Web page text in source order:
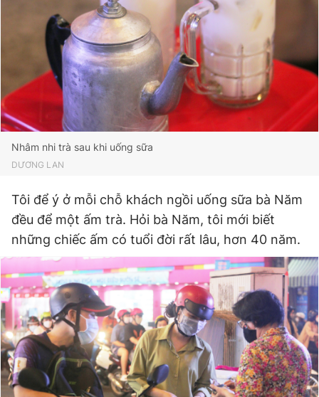
Nhâm nhi trà sau khi uống sữa
DƯƠNG LAN
Tôi để ý ở mỗi chỗ khách ngồi uống sữa bà Năm
đều để một ấm trà. Hỏi bà Năm, tôi mới biết
những chiếc ấm có tuổi đời rất lâu, hơn 40 năm.